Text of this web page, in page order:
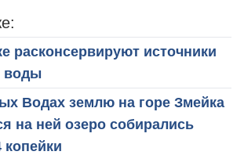
расконсервируют источники
воды
Водах землю на горе Змейка
на ней озеро собирались
копейки